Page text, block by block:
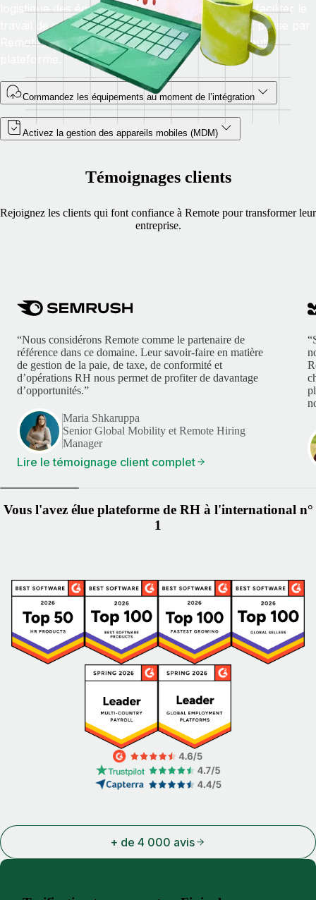
logistique des équipements informatiques. Pour faciliter le
travail de vos équipes RH et informatiques, tout passe par
Remote, sans avoir à vous connecter sur une autre
Commandez les équipements au moment de l’intégration
Activez la gestion des appareils mobiles (MDM)
Témoignages clients
Rejoignez les clients qui font confiance à Remote pour transformer leur
entreprise.
“Nous considérons Remote comme le partenaire de
référence dans ce domaine. Leur savoir-faire en matière
de gestion de la paie, de taxe, de conformité et
d’opérations RH nous permet de profiter de davantage
d’opportunités.”
Maria Shkaruppa
Senior Global Mobility et Remote Hiring
Manager
Lire le témoignage client complet
Vous l'avez élue plateforme de RH à l'international n°
1
+ de 4 000 avis